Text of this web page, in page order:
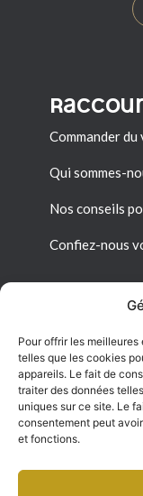
Pour offrir les
telles que les cookies
appareils. Le fait de
traiter des données
uniques sur ce site. Le
consentement peut
et fonctions.
Commander du
Qui sommes-
Nos conseils
Confiez-nous
Liens
Mon espace
Conditions